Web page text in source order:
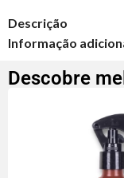
Descrição
Informação
Descobre